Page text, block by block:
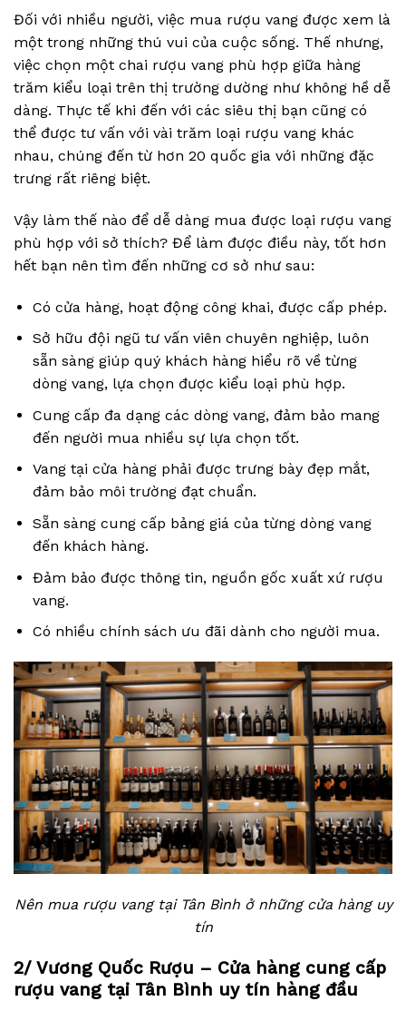
Đối với nhiều người, việc mua rượu vang được xem là
một trong những thú vui của cuộc sống. Thế nhưng,
việc chọn một chai rượu vang phù hợp giữa hàng
trăm kiểu loại trên thị trường dường như không hề dễ
dàng. Thực tế khi đến với các siêu thị bạn cũng có
thể được tư vấn với vài trăm loại rượu vang khác
nhau, chúng đến từ hơn 20 quốc gia với những đặc
trưng rất riêng biệt.
Vậy làm thế nào để dễ dàng mua được loại rượu vang
phù hợp với sở thích? Để làm được điều này, tốt hơn
hết bạn nên tìm đến những cơ sở như sau:
Có cửa hàng, hoạt động công khai, được cấp phép.
Sở hữu đội ngũ tư vấn viên chuyên nghiệp, luôn
sẵn sàng giúp quý khách hàng hiểu rõ về từng
dòng vang, lựa chọn được kiểu loại phù hợp.
Cung cấp đa dạng các dòng vang, đảm bảo mang
đến người mua nhiều sự lựa chọn tốt.
Vang tại cửa hàng phải được trưng bày đẹp mắt,
đảm bảo môi trường đạt chuẩn.
Sẵn sàng cung cấp bảng giá của từng dòng vang
đến khách hàng.
Đảm bảo được thông tin, nguồn gốc xuất xứ rượu
vang.
Có nhiều chính sách ưu đãi dành cho người mua.
Nên mua rượu vang tại Tân Bình ở những cửa hàng uy
tín
2/ Vương Quốc Rượu – Cửa hàng cung cấp
rượu vang tại Tân Bình uy tín hàng đầu